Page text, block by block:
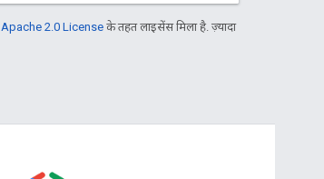
Apache 2.0 License के तहत लाइसेंस मिला है. ज़्यादा